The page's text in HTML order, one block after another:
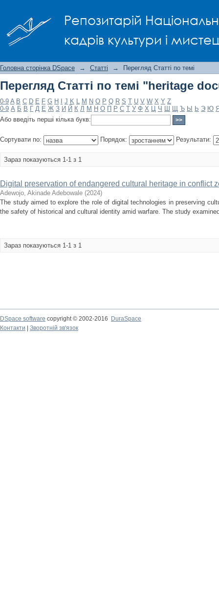
Репозитарій
кадрів культури і
Головна сторінка DSpace → Статті → Перегляд Статті по темі
Перегляд Статті по темі "heritage
0-9 A B C D E F G H J K L M N O P Q R S T U V W X Y Z
0-9 А Б В Г Д Е Ж З И Й К Л М Н О П Р С Т У Ф Х Ц Ч Ш Щ Ъ Ы Ь Э Ю
Або введіть перші кілька букв:
Сортувати по: Порядок: Результати:
Зараз показуються 1-1 з 1
Digital preservation of endangered cultural heritage in conflict
Adewojo, Akinade Adebowale (2024)
The study aimed to explore the role of digital technologies in preserving
the safety of historical and cultural identity amid warfare. The study
Зараз показуються 1-1 з 1
DSpace software copyright © 2002-2016
DuraSpace
Контакти
Зворотній зв'язок